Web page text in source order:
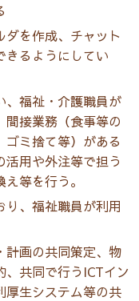
を作成、チャット
きるようにしてい
、福祉・介護職員が
接業務（食事等の
ミ捨て等）がある
用や外注等で担う
等を行う。​
、福祉職員が利用
計画の共同策定、物
、共同で行うICTイン
厚生システム等の共